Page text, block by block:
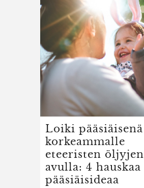
Loiki pääsiäisenä
korkeammalle
eteeristen öljyjen
avulla: 4 hauskaa
pääsiäisideaa